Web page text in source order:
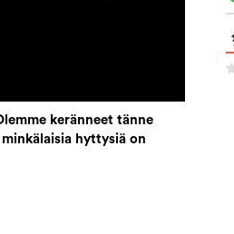
keränneet tänne
hyttysiä on